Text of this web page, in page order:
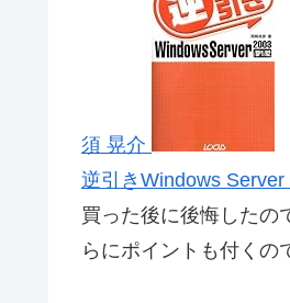
須 晃介
逆引きWindows
買った後に後悔したの
らにポイントも付くの